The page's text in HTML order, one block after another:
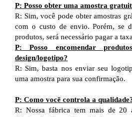
P: Posso obter uma amostra
R: Sim, você pode obter amostras
com o custo de envio. Porém, se
produtos, será necessário pagar a
P: Posso encomendar
design/logotipo?
R: Sim, basta nos enviar seu
uma amostra para sua confirmação.
P: Como você controla a
R: Nossa fábrica tem mais de 20